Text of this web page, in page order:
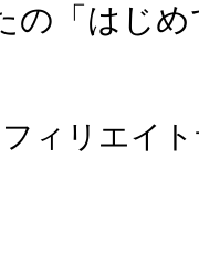
の「はじ
ィリエイ